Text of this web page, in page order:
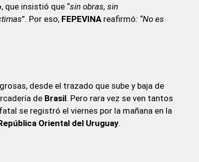
que insistió que “sin obras, sin
”. Por eso, FEPEVINAreafirmó: “No es
desde el trazado que sube y baja de
de Brasil. Pero rara vez se ven tantos
se registró el viernes por la mañana en la
Oriental del Uruguay.